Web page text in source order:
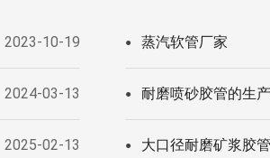
2023-10-19
2024-03-13
2025-02-13
● 蒸汽软管厂家
● 耐磨喷砂胶管的生
● 大口径耐磨矿浆胶